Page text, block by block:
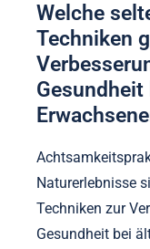
Welche
Techniken
Gesundheit
Naturerlebnisse
Techniken zur
Gesundheit bei